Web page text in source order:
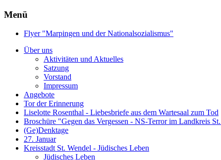
Menü
Flyer "Marpingen und der Nationalsozialismus"
Über uns
Aktivitäten und Aktuelles
Satzung
Vorstand
Impressum
Angebote
Tor der Erinnerung
Liselotte Rosenthal - Liebesbriefe aus dem Wartesaal zum Tod
Broschüre "Gegen das Vergessen - NS-Terror im Landkreis
(Ge)Denktage
27. Januar
Kreisstadt St. Wendel - Jüdisches Leben
Jüdisches Leben